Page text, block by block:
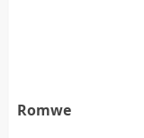
Romwe